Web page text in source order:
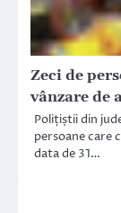
Zeci de
vânzare de
Polițiștii din
persoane care
data de 31…